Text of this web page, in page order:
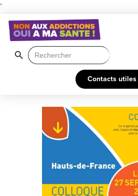
"
Search
for:
Search Button
Contacts utiles